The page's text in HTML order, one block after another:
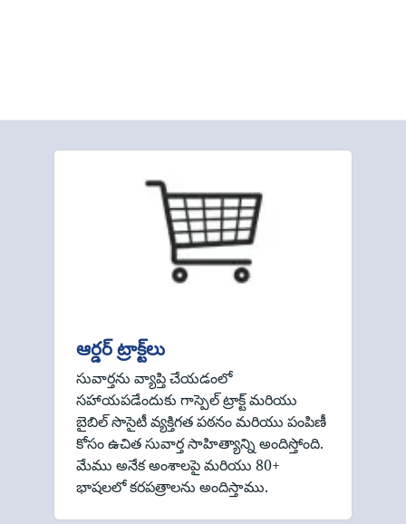
ఆర్డర్ ట్రాక్ట్‌లు
సువార్తను వ్యాప్తి చేయడంలో
సహాయపడేందుకు గాస్పెల్ ట్రాక్ట్ మరియు
బైబిల్ సొసైటీ వ్యక్తిగత పఠనం మరియు పంపిణీ
కోసం ఉచిత సువార్త సాహిత్యాన్ని అందిస్తోంది.
మేము అనేక అంశాలపై మరియు 80+
భాషలలో కరపత్రాలను అందిస్తాము.